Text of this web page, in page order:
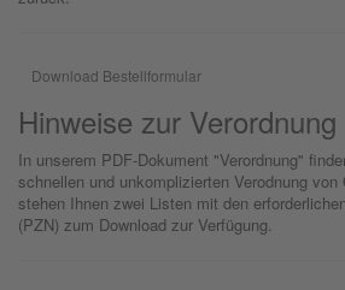
Download Bestellformular
Hinweise zur Verordnung
In unserem PDF-Dokument "Verordnung"
schnellen und unkomplizierten Verodnung
stehen Ihnen zwei Listen mit den
(PZN) zum Download zur Verfügung.